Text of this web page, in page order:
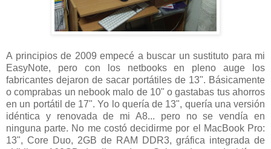
A principios de 2009 empecé a buscar un sustituto para mi
EasyNote, pero con los netbooks en pleno auge los
fabricantes dejaron de sacar portátiles de 13". Básicamente
o comprabas un nebook malo de 10" o gastabas tus ahorros
en un portátil de 17". Yo lo quería de 13", quería una versión
idéntica y renovada de mi A8... pero no se vendía en
ninguna parte. No me costó decidirme por el MacBook Pro:
13", Core Duo, 2GB de RAM DDR3, gráfica integrada de